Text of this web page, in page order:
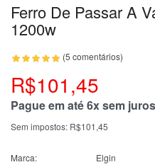
Ferro De Passar A
1200w
(5 comentários)
R$101,45
Pague em até 6x sem juros
Sem impostos: R$101,45
Marca:
Elgin